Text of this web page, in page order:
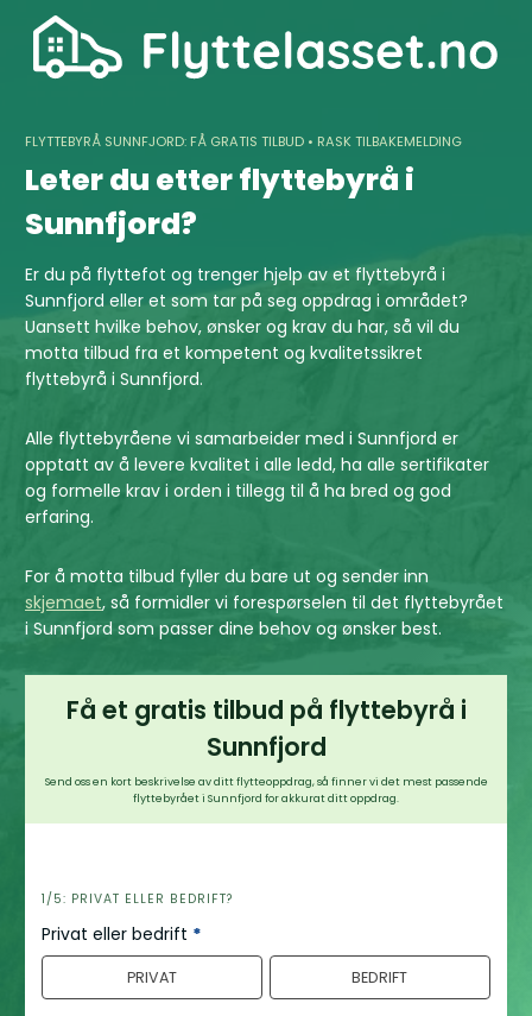
content
FLYTTEBYRÅ SUNNFJORD: FÅ GRATIS TILBUD • RASK TILBAKEMELDING
Leter du etter flyttebyrå i
Sunnfjord?
Er du på flyttefot og trenger hjelp av et flyttebyrå i
Sunnfjord eller et som tar på seg oppdrag i området?
Uansett hvilke behov, ønsker og krav du har, så vil du
motta tilbud fra et kompetent og kvalitetssikret
flyttebyrå i Sunnfjord.
Alle flyttebyråene vi samarbeider med i Sunnfjord er
opptatt av å levere kvalitet i alle ledd, ha alle sertifikater
og formelle krav i orden i tillegg til å ha bred og god
erfaring.
For å motta tilbud fyller du bare ut og sender inn
skjemaet, så formidler vi forespørselen til det flyttebyrået
i Sunnfjord som passer dine behov og ønsker best.
Få et gratis tilbud på flyttebyrå i
Sunnfjord
Send oss en kort beskrivelse av ditt flytteoppdrag, så finner vi det mest passende
flyttebyrået i Sunnfjord for akkurat ditt oppdrag.
h
e
r
1/5: PRIVAT ELLER BEDRIFT?
Privat eller bedrift *
PRIVAT BEDRIFT